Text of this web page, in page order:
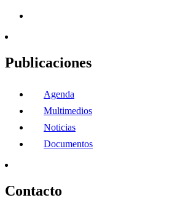
Publicaciones
Agenda
Multimedios
Noticias
Documentos
Contacto